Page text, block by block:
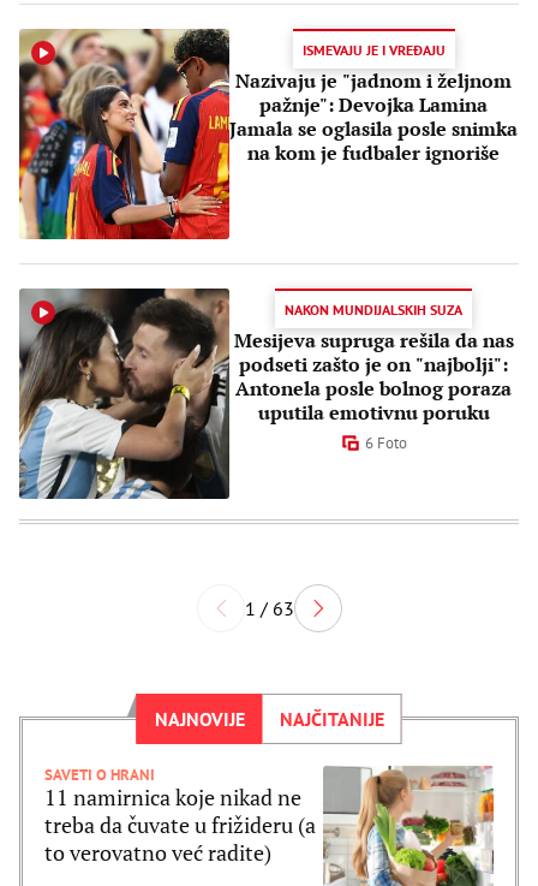
ISMEVAJU JE I VREĐAJU
Nazivaju je "jadnom i željnom
pažnje": Devojka Lamina
Jamala se oglasila posle snimka
na kom je fudbaler ignoriše
NAKON MUNDIJALSKIH SUZA
Mesijeva supruga rešila da nas
podseti zašto je on "najbolji":
Antonela posle bolnog poraza
uputila emotivnu poruku
6 Foto
1 / 63
NAJNOVIJE NAJČITANIJE
SAVETI O HRANI
11 namirnica koje nikad ne
treba da čuvate u frižideru (a
to verovatno već radite)